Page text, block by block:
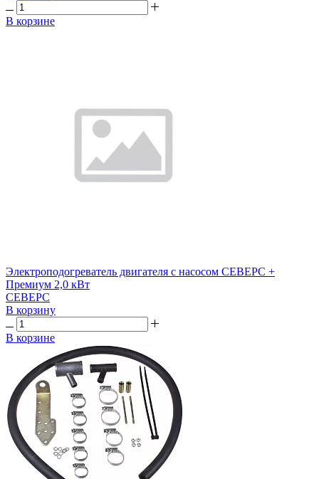
В корзине
Электроподогреватель двигателя с насосом СЕВЕРС +
Премиум 2,0 кВт
СЕВЕРС
В корзину
В корзине